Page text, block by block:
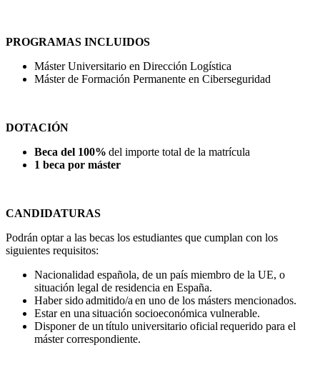
PROGRAMAS INCLUIDOS
Máster Universitario en Dirección Logística
Máster de Formación Permanente en Ciberseguridad
DOTACIÓN
Beca del 100% del importe total de la matrícula
1 beca por máster
CANDIDATURAS
Podrán optar a las becas los estudiantes que cumplan con los
siguientes requisitos:
Nacionalidad española, de un país miembro de la UE, o
situación legal de residencia en España.
Haber sido admitido/a en uno de los másters mencionados.
Estar en una situación socioeconómica vulnerable.
Disponer de un título universitario oficial requerido para el
máster correspondiente.